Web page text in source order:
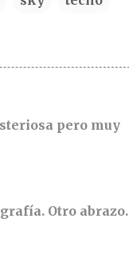
pero muy
Otro abrazo.